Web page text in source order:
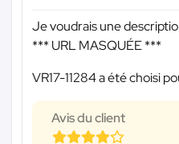
Je voudrais une
*** URL MASQUÉE ***
VR17-11284 a été choisi
Avis du client